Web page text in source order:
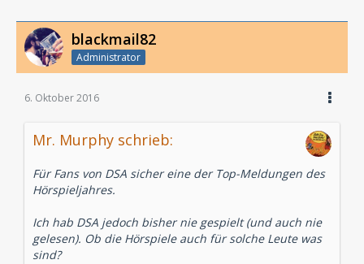
blackmail82
Administrator
6. Oktober 2016
Mr. Murphy schrieb:
Für Fans von DSA sicher eine der Top-Meldungen des
Hörspieljahres.
Ich hab DSA jedoch bisher nie gespielt (und auch nie
gelesen). Ob die Hörspiele auch für solche Leute was
sind?